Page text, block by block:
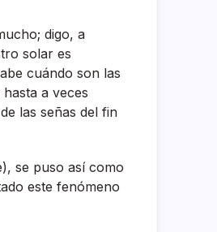
digo, a
solar es
cuándo son las
a veces
las señas del fin
se puso así­ como
este fenómeno